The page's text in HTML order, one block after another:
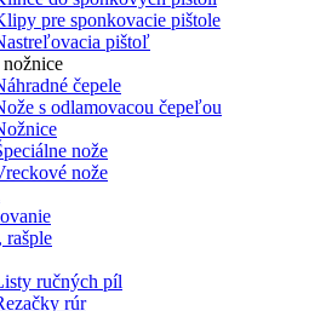
pre sponkovacie pištole
pištoľ
čepele
s odlamovacou čepeľou
nože
nože
rašple
ručných píl
rúr